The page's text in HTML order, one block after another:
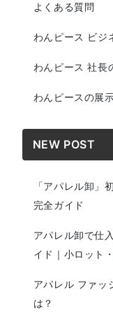
よくある質問
わんピース ビジ
わんピース 社長
わんピースの展
NEW POST
「アパレル卸」
完全ガイド
アパレル卸で仕
イド｜小ロット
アパレル ファッ
は？